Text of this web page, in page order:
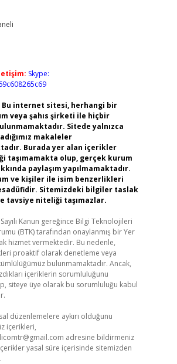
Skype:
Bu internet sitesi, herhangi bir
veya şahıs şirketi ile hiçbir
Sitede yalnızca
makaleler
Burada yer alan içerikler
taşımamakta olup, gerçek kurum
paylaşım yapılmamaktadır.
ve kişiler ile isim benzerlikleri
Sitemizdeki bilgiler taslak
tavsiye niteliği taşımazlar.
Kanun gereğince Bilgi Teknolojileri
(BTK) tarafından onaylanmış bir Yer
hizmet vermektedir. Bu nedenle,
proaktif olarak denetleme veya
bulunmamaktadır. Ancak,
içeriklerin sorumluluğunu
siteye üye olarak bu sorumluluğu kabul
düzenlemelere aykırı olduğunu
içerikleri,
adresine bildirmeniz
yasal süre içerisinde sitemizden